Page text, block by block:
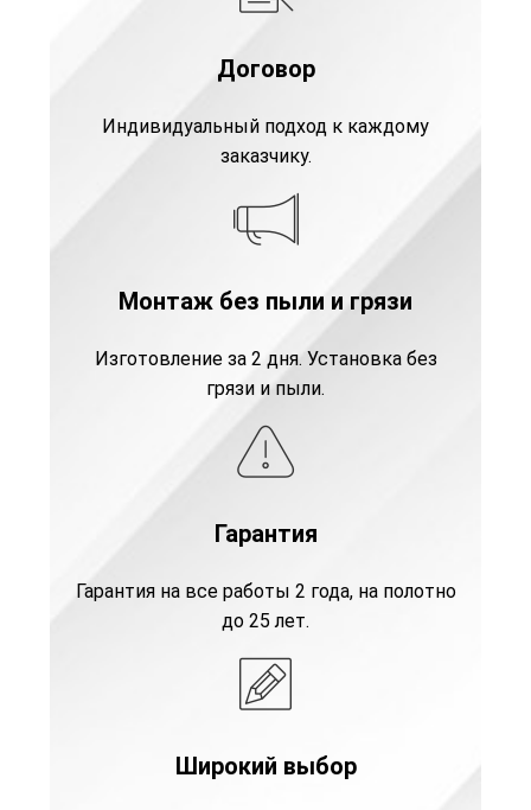
Договор
Индивидуальный подход к каждому
заказчику.
Монтаж без пыли и грязи
Изготовление за 2 дня. Установка без
грязи и пыли.
Гарантия
Гарантия на все работы 2 года, на полотно
до 25 лет.
Широкий выбор